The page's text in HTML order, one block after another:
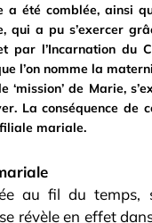
été comblée, ainsi
qui a pu s’exercer
par l’Incarnation du
l’on nomme la
‘mission’ de Marie,
La conséquence de
mariale.
au fil du
révèle en effet